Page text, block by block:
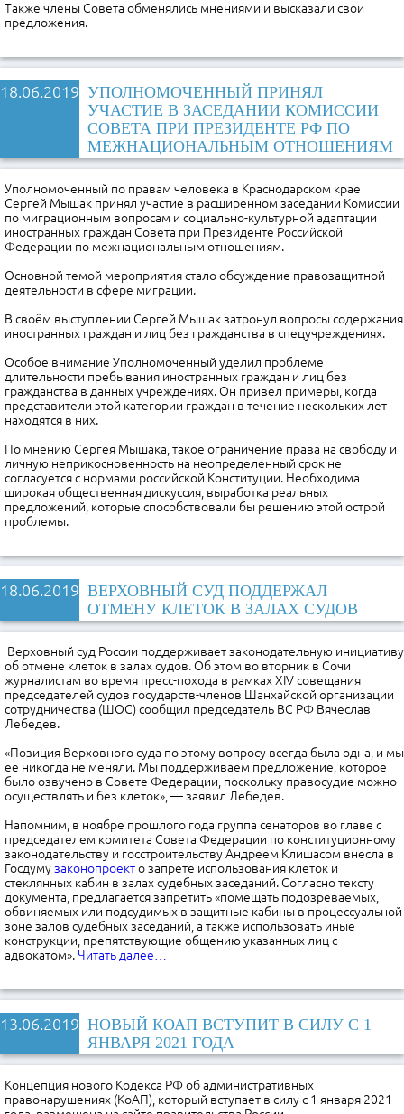
Также члены Совета обменялись мнениями и высказали свои
предложения.
18.06.2019 УПОЛНОМОЧЕННЫЙ ПРИНЯЛ
УЧАСТИЕ В ЗАСЕДАНИИ КОМИССИИ
СОВЕТА ПРИ ПРЕЗИДЕНТЕ РФ ПО
МЕЖНАЦИОНАЛЬНЫМ ОТНОШЕНИЯМ
Уполномоченный по правам человека в Краснодарском крае
Сергей Мышак принял участие в расширенном заседании Комиссии
по миграционным вопросам и социально-культурной адаптации
иностранных граждан Совета при Президенте Российской
Федерации по межнациональным отношениям.
Основной темой мероприятия стало обсуждение правозащитной
деятельности в сфере миграции.
В своём выступлении Сергей Мышак затронул вопросы содержания
иностранных граждан и лиц без гражданства в спецучреждениях.
Особое внимание Уполномоченный уделил проблеме
длительности пребывания иностранных граждан и лиц без
гражданства в данных учреждениях. Он привел примеры, когда
представители этой категории граждан в течение нескольких лет
находятся в них.
По мнению Сергея Мышака, такое ограничение права на свободу и
личную неприкосновенность на неопределенный срок не
согласуется с нормами российской Конституции. Необходима
широкая общественная дискуссия, выработка реальных
предложений, которые способствовали бы решению этой острой
проблемы.
18.06.2019 ВЕРХОВНЫЙ СУД ПОДДЕРЖАЛ
ОТМЕНУ КЛЕТОК В ЗАЛАХ СУДОВ
Верховный суд России поддерживает законодательную инициативу
об отмене клеток в залах судов. Об этом во вторник в Сочи
журналистам во время пресс-похода в рамках XIV совещания
председателей судов государств-членов Шанхайской организации
сотрудничества (ШОС) сообщил председатель ВС РФ Вячеслав
Лебедев.
«Позиция Верховного суда по этому вопросу всегда была одна, и мы
ее никогда не меняли. Мы поддерживаем предложение, которое
было озвучено в Совете Федерации, поскольку правосудие можно
осуществлять и без клеток», — заявил Лебедев.
Напомним, в ноябре прошлого года группа сенаторов во главе с
председателем комитета Совета Федерации по конституционному
законодательству и госстроительству Андреем Клишасом внесла в
Госдумузаконопроекто запрете использования клеток и
стеклянных кабин в залах судебных заседаний. Согласно тексту
документа, предлагается запретить «помещать подозреваемых,
обвиняемых или подсудимых в защитные кабины в процессуальной
зоне залов судебных заседаний, а также использовать иные
конструкции, препятствующие общению указанных лиц с
адвокатом». Читать далее…
13.06.2019 НОВЫЙ КОАП ВСТУПИТ В СИЛУ С 1
ЯНВАРЯ 2021 ГОДА
Концепция нового Кодекса РФ об административных
правонарушениях (КоАП), который вступает в силу с 1 января 2021